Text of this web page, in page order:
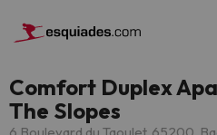
Comfort Duplex
The Slopes